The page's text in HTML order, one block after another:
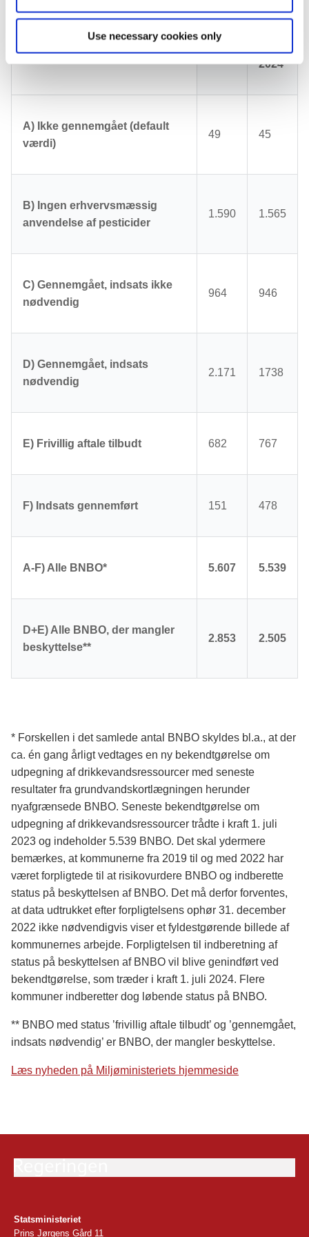
Use necessary cookies only
Statuskategori
2024
A) Ikke gennemgået (default
værdi)
49 45
B) Ingen erhvervsmæssig
anvendelse af pesticider
1.590 1.565
C) Gennemgået, indsats ikke
nødvendig
964 946
D) Gennemgået, indsats
nødvendig
2.171 1738
E) Frivillig aftale tilbudt 682 767
F) Indsats gennemført 151 478
A-F) Alle BNBO* 5.607 5.539
D+E) Alle BNBO, der mangler
beskyttelse**
2.853 2.505
* Forskellen i det samlede antal BNBO skyldes bl.a., at der
ca. én gang årligt vedtages en ny bekendtgørelse om
udpegning af drikkevandsressourcer med seneste
resultater fra grundvandskortlægningen herunder
nyafgrænsede BNBO. Seneste bekendtgørelse om
udpegning af drikkevandsressourcer trådte i kraft 1. juli
2023 og indeholder 5.539 BNBO. Det skal ydermere
bemærkes, at kommunerne fra 2019 til og med 2022 har
været forpligtede til at risikovurdere BNBO og indberette
status på beskyttelsen af BNBO. Det må derfor forventes,
at data udtrukket efter forpligtelsens ophør 31. december
2022 ikke nødvendigvis viser et fyldestgørende billede af
kommunernes arbejde. Forpligtelsen til indberetning af
status på beskyttelsen af BNBO vil blive genindført ved
bekendtgørelse, som træder i kraft 1. juli 2024. Flere
kommuner indberetter dog løbende status på BNBO.
** BNBO med status ’frivillig aftale tilbudt’ og ’gennemgået,
indsats nødvendig’ er BNBO, der mangler beskyttelse.
Læs nyheden på Miljøministeriets hjemmeside
Statsministeriet
Prins Jørgens Gård 11